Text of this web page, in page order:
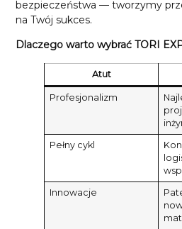
bezpieczeństwa — tworzymy
na Twój sukces.
Dlaczego warto wybrać TORI
Atut
Profesjonalizm
Pełny cykl
Innowacje